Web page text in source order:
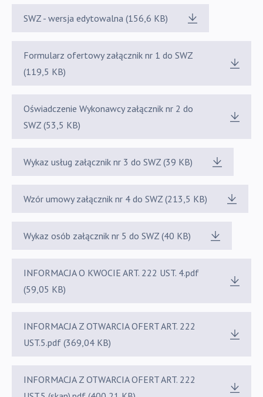
SWZ - wersja edytowalna (156,6 KB)
Formularz ofertowy załącznik nr 1 do SWZ
(119,5 KB)
Oświadczenie Wykonawcy załącznik nr 2 do
SWZ (53,5 KB)
Wykaz usług załącznik nr 3 do SWZ (39 KB)
Wzór umowy załącznik nr 4 do SWZ (213,5 KB)
Wykaz osób załącznik nr 5 do SWZ (40 KB)
INFORMACJA O KWOCIE ART. 222 UST. 4.pdf
(59,05 KB)
INFORMACJA Z OTWARCIA OFERT ART. 222
UST.5.pdf (369,04 KB)
INFORMACJA Z OTWARCIA OFERT ART. 222